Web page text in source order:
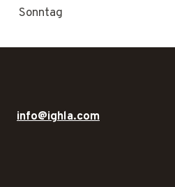
Sonntag
info@ighla.com